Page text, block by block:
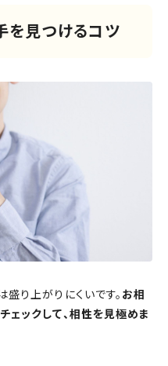
を見つけるコツ
り上がりにくいです。 お相
ェックして、相性を見極めま